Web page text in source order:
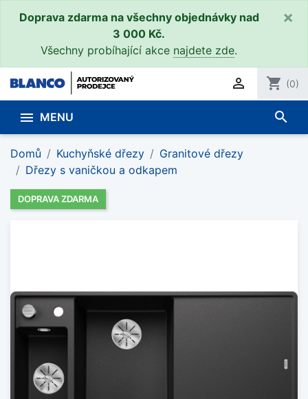
Doprava zdarma na všechny objednávky nad
3 000 Kč.
Všechny probíhající akce najdete zde.
×
 shopping_cart (0)
 MENU search
Domů Kuchyňské dřezy
Granitové dřezy
Dřezy s vaničkou a odkapem
DOPRAVA ZDARMA